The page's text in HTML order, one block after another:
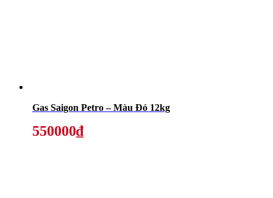
Gas Saigon Petro – Màu Đỏ 12kg
550000₫